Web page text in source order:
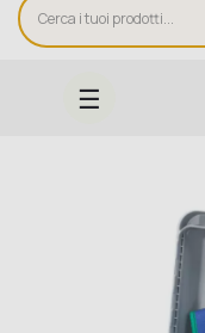
navigazione
☰